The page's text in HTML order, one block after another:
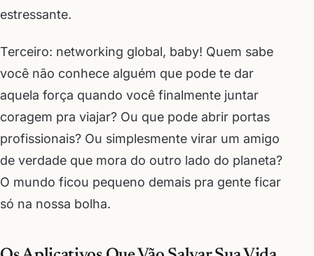
estressante.
Terceiro: networking global, baby! Quem sabe
você não conhece alguém que pode te dar
aquela força quando você finalmente juntar
coragem pra viajar? Ou que pode abrir portas
profissionais? Ou simplesmente virar um amigo
de verdade que mora do outro lado do planeta?
O mundo ficou pequeno demais pra gente ficar
só na nossa bolha.